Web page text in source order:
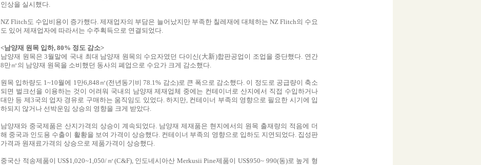
인상을 실시했다.
NZ Flitch도 수입비용이 증가했다. 제재업자의 부담은 늘어났지만 부족한 칠레재에 대체하는 NZ Flitch의 수요
도 있어 제재업자에 따라서는 수주획득으로 연결되었다.
<남양재 원목 입하, 80% 정도 감소>
남양재 원목은 3월말에 국내 최대 남양재 원목의 수요자였던 다이신(大新)합판공업이 조업을 중단했다. 연간
8만㎥의 남양재 원목을 소비했던 동사의 폐업으로 수요가 크게 감소했다.
원목 입하량도 1~10월에 1만6,848㎥(전년동기비 78.1% 감소)로 큰 폭으로 감소했다. 이 정도로 공급량이 축소
되면 벌크선을 이용하는 것이 어려워 국내의 남양재 제재업체 중에는 컨테이너로 산지에서 직접 수입하거나
대만 등 제3국의 업자 경유로 구매하는 움직임도 있었다. 하지만, 컨테이너 부족의 영향으로 필요한 시기에 입
하되지 않거나 선박운임 상승의 영향을 크게 받았다.
남양재와 중국제품은 산지가격의 상승이 계속되었다. 남양재 제재품은 현지에서의 원목 출재량의 적음에 더
해 중국과 인도용 수출이 활황을 보여 가격이 상승했다. 컨테이너 부족의 영향으로 입하도 지연되었다. 집성판
가격과 원재료가격의 상승으로 제품가격이 상승했다.
중국산 적송제품이 US$1,020~1,050/㎥(C&F), 인도네시아산 Merkusii Pine제품이 US$950~ 990(동)로 높게 형